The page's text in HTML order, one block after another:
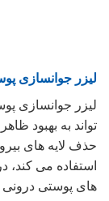
لیزر جوانسازی
لیزر جوانسازی
تواند به بهبود
حذف لایه های
استفاده می کند،
های پوستی درونی